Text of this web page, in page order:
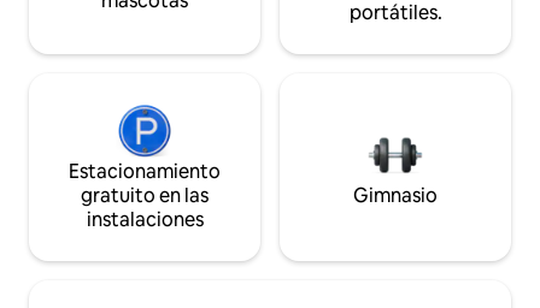
portátiles.
Estacionamiento
gratuito en las
instalaciones
Gimnasio